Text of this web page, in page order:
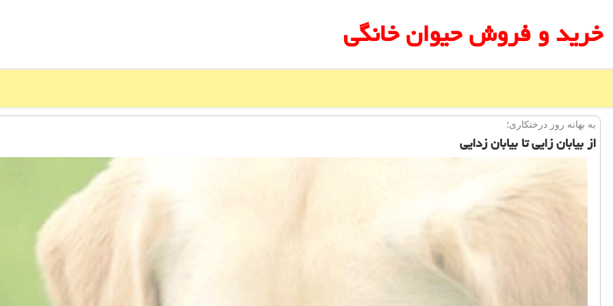
خرید و فروش حیوان خانگی
به بهانه روز درختكاری؛
از بیابان زایی تا بیابان زدایی